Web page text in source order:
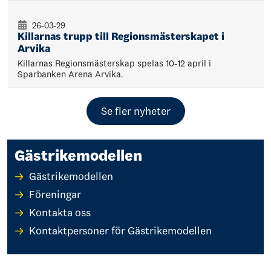
Killarnas trupp till Regionsmästerskapet i
Arvika
26-03-29
Killarnas Regionsmästerskap spelas 10-12 april i
Sparbanken Arena Arvika.
Se fler nyheter
Gästrikemodellen
Gästrikemodellen
Föreningar
Kontakta oss
Kontaktpersoner för Gästrikemodellen